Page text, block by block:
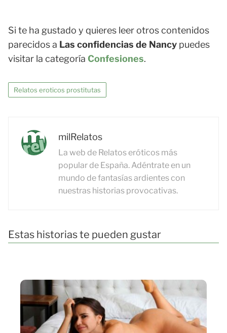
Si te ha gustado y quieres leer otros contenidos
parecidos a Las confidencias de Nancy puedes
visitar la categoría Confesiones.
Relatos eroticos prostitutas
milRelatos
La web de Relatos eróticos más
popular de España. Adéntrate en un
mundo de fantasías ardientes con
nuestras historias provocativas.
Estas historias te pueden gustar